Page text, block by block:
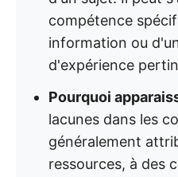
compétence
information ou
d'expérience
Pourquoi
lacunes dans les
généralement
ressources, à des